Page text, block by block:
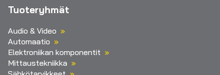
Tuoteryhmät
Audio & Video
Automaatio
Elektroniikan komponentit
Mittaustekniikka